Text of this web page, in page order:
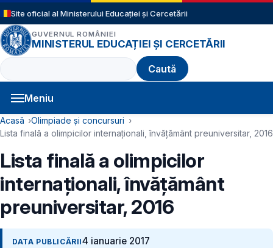
Sari la conținutul principal
Site oficial al Ministerului Educației și Cercetării
GUVERNUL ROMÂNIEI
MINISTERUL EDUCAȚIEI ȘI CERCETĂRII
Caută
Meniu
Navigație principală
Cale de navigare
Acasă
Olimpiade și concursuri
Lista finală a olimpicilor internaţionali, învăţământ preuniversitar, 2016
Lista finală a olimpicilor
internaţionali, învăţământ
preuniversitar, 2016
DATA PUBLICĂRII4 ianuarie 2017